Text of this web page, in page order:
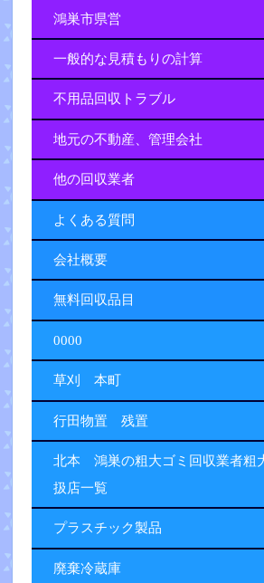
鴻巣市県営
一般的な見積もりの計算
不用品回収トラブル
地元の不動産、管理会社
他の回収業者
よくある質問
会社概要
無料回収品目
0000
草刈 本町
行田物置 残置
北本 鴻巣の粗大ゴミ回収業者粗
扱店一覧
プラスチック製品
廃棄冷蔵庫